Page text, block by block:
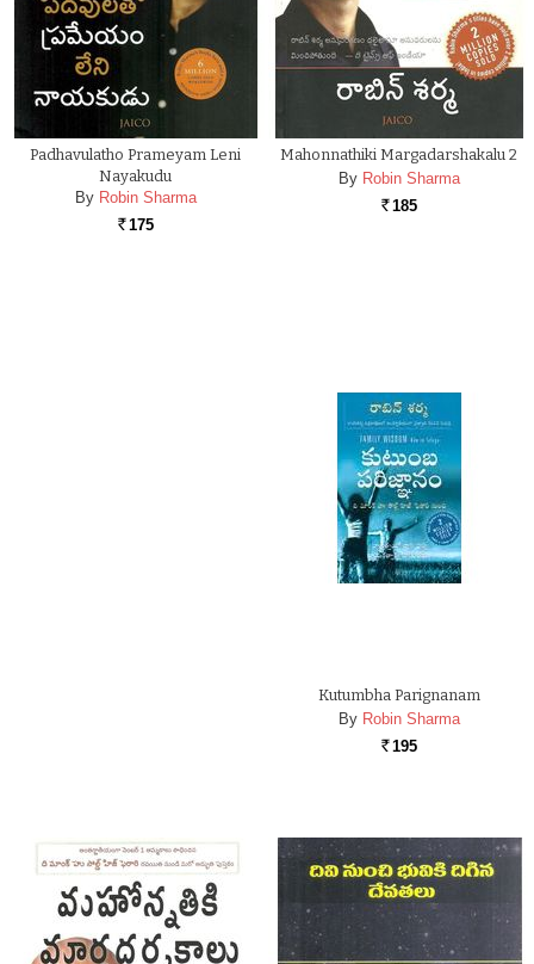
Padhavulatho Prameyam Leni
Nayakudu
By Robin Sharma
Rs. 175
Mahonnathiki Margadarshakalu 2
By Robin Sharma
Rs. 185
Kutumbha Parignanam
By Robin Sharma
Rs. 195